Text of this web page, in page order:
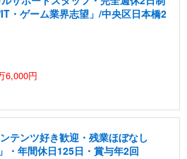
・ゲーム業界志望」/中央区日本橋2
6,000円
テンツ好き歓迎・残業ほぼなし
・年間休日125日・賞与年2回